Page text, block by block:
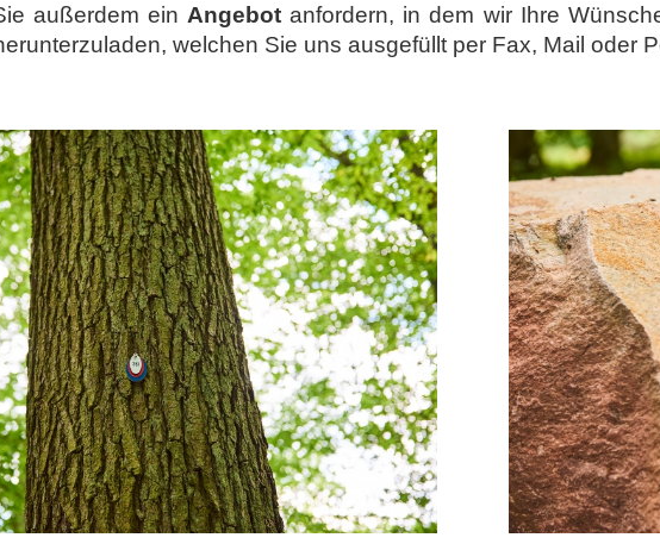
außerdem ein Angebot anfordern, in dem wir Ihre
welchen Sie uns ausgefüllt per Fax, Mail oder